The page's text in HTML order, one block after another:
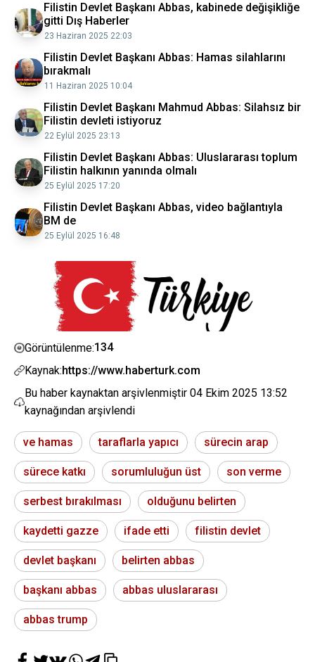
Filistin Devlet Başkanı Abbas, kabinede değişikliğe
gitti Dış Haberler
23 Haziran 2025 22:03
Filistin Devlet Başkanı Abbas: Hamas silahlarını
bırakmalı
11 Haziran 2025 10:04
Filistin Devlet Başkanı Mahmud Abbas: Silahsız bir
Filistin devleti istiyoruz
22 Eylül 2025 23:13
Filistin Devlet Başkanı Abbas: Uluslararası toplum
Filistin halkının yanında olmalı
25 Eylül 2025 17:20
Filistin Devlet Başkanı Abbas, video bağlantıyla
BM de
25 Eylül 2025 16:48
Görüntülenme:134
Kaynak:https://www.haberturk.com
Bu haber kaynaktan arşivlenmiştir 04 Ekim 2025 13:52
kaynağından arşivlendi
ve hamas taraflarla yapıcı sürecin arap
sürece katkı sorumluluğun üst son verme
serbest bırakılması olduğunu belirten
kaydetti gazze ifade etti filistin devlet
devlet başkanı belirten abbas
başkanı abbas abbas uluslararası
abbas trump